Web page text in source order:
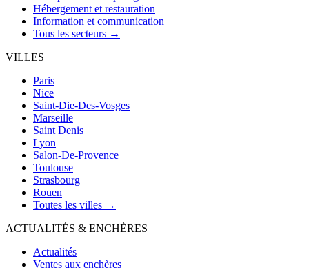
Hébergement et restauration
Information et communication
Tous les secteurs →
VILLES
Paris
Nice
Saint-Die-Des-Vosges
Marseille
Saint Denis
Lyon
Salon-De-Provence
Toulouse
Strasbourg
Rouen
Toutes les villes →
ACTUALITÉS & ENCHÈRES
Actualités
Ventes aux enchères